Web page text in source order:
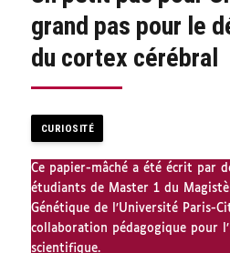
grand pas pour le
du cortex cérébral
CURIOSITÉ
Ce papier-mâché a été écrit par
étudiants de Master 1 du
Génétique de l’Université Paris-
collaboration pédagogique pour
scientifique.